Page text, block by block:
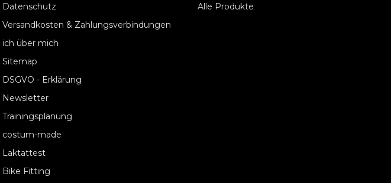
Datenschutz
Versandkosten & Zahlungsverbindungen
ich über mich
Sitemap
DSGVO - Erklärung
Newsletter
Trainingsplanung
costum-made
Laktattest
Bike Fitting
Alle Produkte